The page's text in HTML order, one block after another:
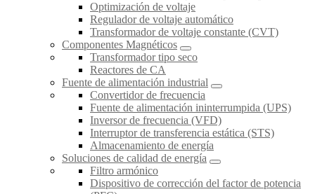
Optimización de voltaje
Regulador de voltaje automático
Transformador de voltaje constante (CVT)
Componentes Magnéticos
Transformador tipo seco
Reactores de CA
Fuente de alimentación industrial
Convertidor de frecuencia
Fuente de alimentación ininterrumpida (UPS)
Inversor de frecuencia (VFD)
Interruptor de transferencia estática (STS)
Almacenamiento de energía
Soluciones de calidad de energía
Filtro armónico
Dispositivo de corrección del factor de potencia